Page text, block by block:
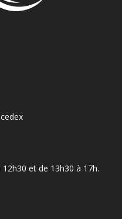
et de 13h30 à 17h.